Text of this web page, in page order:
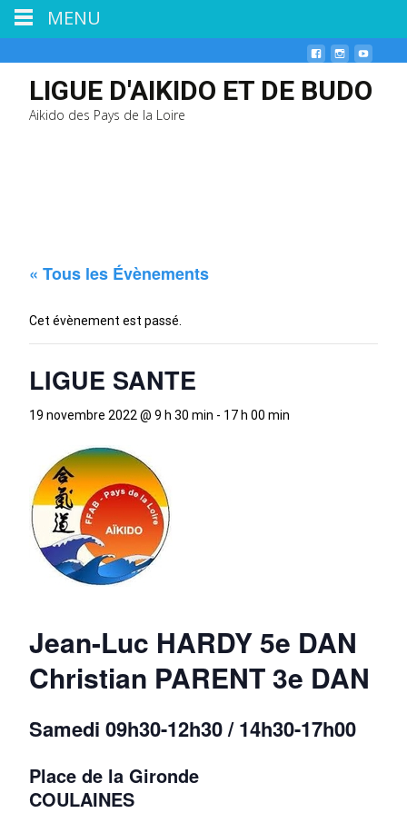
LIGUE D'AIKIDO ET DE BUDO
Aikido des Pays de la Loire
« Tous les Évènements
Cet évènement est passé.
LIGUE SANTE
19 novembre 2022 @ 9 h 30 min - 17 h 00 min
Jean-Luc HARDY 5e DAN
Christian PARENT 3e DAN
Samedi 09h30-12h30 / 14h30-17h00
Place de la Gironde
COULAINES
MENU